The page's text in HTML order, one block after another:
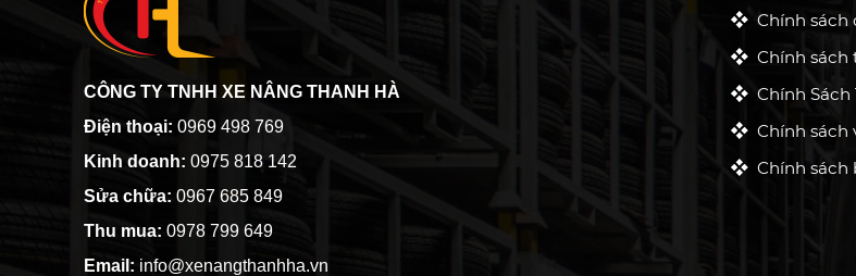
CÔNG TY TNHH XE NÂNG THANH HÀ
Điện thoại: 0969 498 769
Kinh doanh: 0975 818 142
Sửa chữa: 0967 685 849
Thu mua: 0978 799 649
Email: info@xenangthanhha.vn
Chính sách
Chính sách
Chính Sách
Chính sách
Chính sách